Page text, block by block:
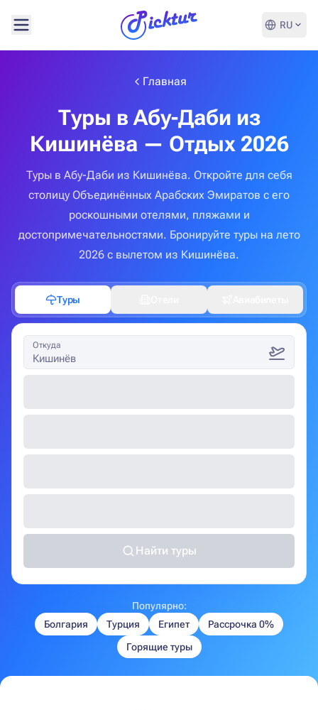
RU
Главная
Туры в Абу-Даби из
Кишинёва — Отдых 2026
Туры в Абу-Даби из Кишинёва. Откройте для себя
столицу Объединённых Арабских Эмиратов с его
роскошными отелями, пляжами и
достопримечательностями. Бронируйте туры на лето
2026 с вылетом из Кишинёва.
Туры
Откуда
Кишинёв
Найти туры
Популярно:
Болгария
Турция Египет
Рассрочка 0%
Горящие туры